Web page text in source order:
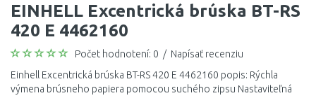
EINHELL Excentrická brúska BT-RS
420 E 4462160
Počet hodnotení: 0 / Napísať recenziu
Einhell Excentrická brúska BT-RS 420 E 4462160 popis: Rýchla
výmena brúsneho papiera pomocou suchého zipsu Nastaviteľná